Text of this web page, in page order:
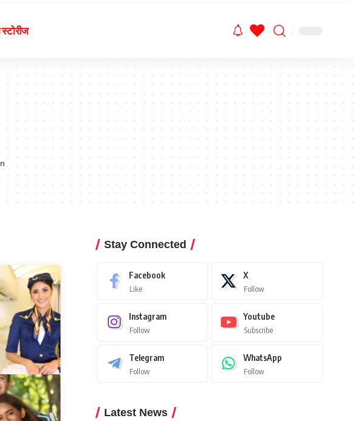
Stay Connected
Facebook
Like
X
Follow
Instagram
Follow
Youtube
Subscribe
Telegram
Follow
WhatsApp
Follow
Latest News